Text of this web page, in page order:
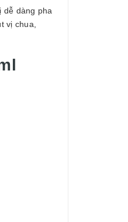
dễ dàng pha
vị chua,